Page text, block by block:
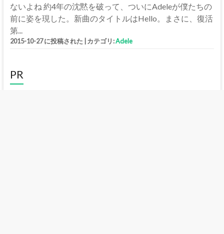
ないよね 約4年の沈黙を破って、ついにAdeleが僕たちの
前に姿を現した。新曲のタイトルはHello。まさに、復活
第...
2015-10-27 に投稿された カテゴリ:Adele
PR